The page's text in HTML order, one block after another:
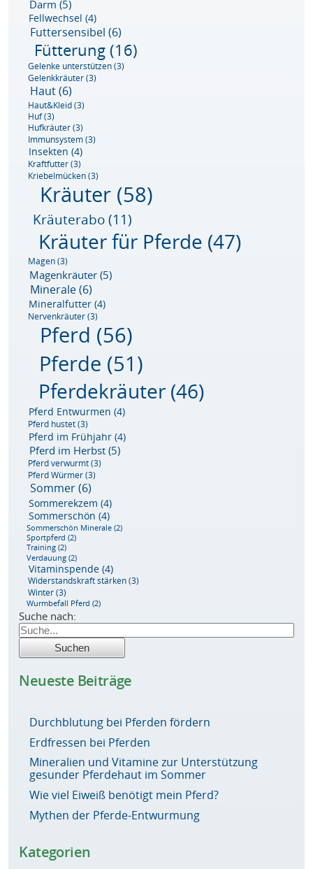
Darm (5)
Fellwechsel (4)
Futtersensibel (6)
Fütterung(16)
Gelenke unterstützen(3)
Gelenkkräuter(3)
Haut(6)
Haut&Kleid(3)
Huf(3)
Hufkräuter(3)
Immunsystem(3)
Insekten (4)
Kraftfutter(3)
Kriebelmücken(3)
Kräuter(58)
Kräuterabo(11)
Kräuter für Pferde (47)
Magen(3)
Magenkräuter (5)
Minerale(6)
Mineralfutter (4)
Nervenkräuter(3)
Pferd (56)
Pferde (51)
Pferdekräuter (46)
Pferd Entwurmen (4)
Pferd hustet(3)
Pferd im Frühjahr (4)
Pferd im Herbst (5)
Pferd verwurmt(3)
Pferd Würmer(3)
Sommer(6)
Sommerekzem (4)
Sommerschön (4)
Sommerschön Minerale (2)
Sportpferd (2)
Training (2)
Verdauung (2)
Vitaminspende (4)
Widerstandskraft stärken(3)
Winter(3)
Wurmbefall Pferd (2)
Suche nach:
Neueste Beiträge
Durchblutung bei Pferden fördern
Erdfressen bei Pferden
Mineralien und Vitamine zur Unterstützung
gesunder Pferdehaut im Sommer
Wie viel Eiweiß benötigt mein Pferd?
Mythen der Pferde-Entwurmung
Kategorien